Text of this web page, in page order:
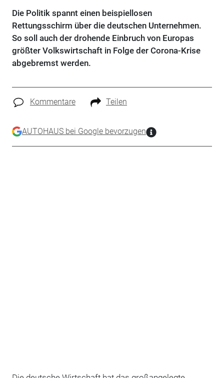
Die Politik spannt einen beispiellosen
Rettungsschirm über die deutschen Unternehmen.
So soll auch der drohende Einbruch von Europas
größter Volkswirtschaft in Folge der Corona-Krise
abgebremst werden.
Kommentare Teilen
AUTOHAUS bei Google bevorzugen